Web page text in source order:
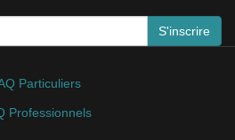
S'inscrire
Particuliers
Professionnels